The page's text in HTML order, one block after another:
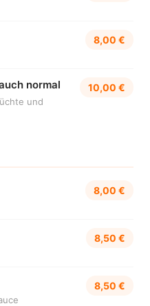
8,00 €
normal
und
10,00 €
8,00 €
8,50 €
8,50 €